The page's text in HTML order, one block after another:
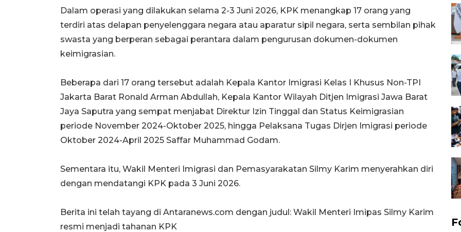
Dalam operasi yang dilakukan selama 2-3 Juni 2026, KPK menangkap 17 orang yang
terdiri atas delapan penyelenggara negara atau aparatur sipil negara, serta sembilan pihak
swasta yang berperan sebagai perantara dalam pengurusan dokumen-dokumen
keimigrasian.
Beberapa dari 17 orang tersebut adalah Kepala Kantor Imigrasi Kelas I Khusus Non-TPI
Jakarta Barat Ronald Arman Abdullah, Kepala Kantor Wilayah Ditjen Imigrasi Jawa Barat
Jaya Saputra yang sempat menjabat Direktur Izin Tinggal dan Status Keimigrasian
periode November 2024-Oktober 2025, hingga Pelaksana Tugas Dirjen Imigrasi periode
Oktober 2024-April 2025 Saffar Muhammad Godam.
Sementara itu, Wakil Menteri Imigrasi dan Pemasyarakatan Silmy Karim menyerahkan diri
dengan mendatangi KPK pada 3 Juni 2026.
Berita ini telah tayang di Antaranews.com dengan judul: Wakil Menteri Imipas Silmy Karim
resmi menjadi tahanan KPK